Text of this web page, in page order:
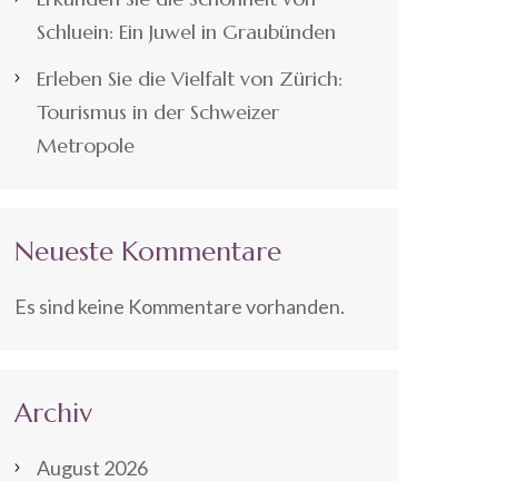
Schluein: Ein Juwel in Graubünden
Erleben Sie die Vielfalt von Zürich:
Tourismus in der Schweizer
Metropole
Neueste Kommentare
Es sind keine Kommentare vorhanden.
Archiv
August 2026